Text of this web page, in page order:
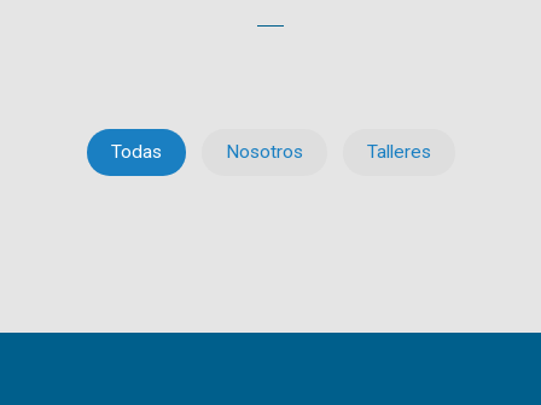
Todas Nosotros Talleres